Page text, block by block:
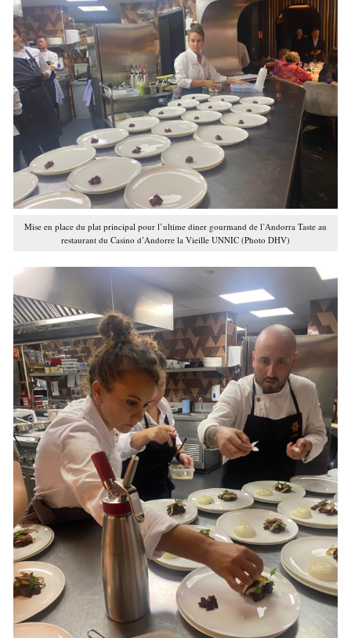
Mise en place du plat principal pour l’ultime diner gourmand de l’Andorra Taste au
restaurant du Casino d’Andorre la Vieille UNNIC (Photo DHV)